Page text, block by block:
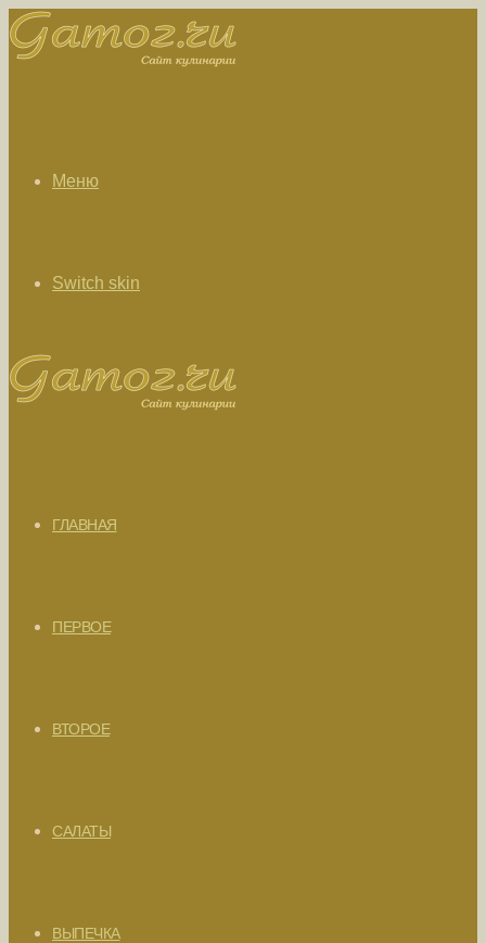
Меню
Switch skin
ГЛАВНАЯ
ПЕРВОЕ
ВТОРОЕ
САЛАТЫ
ВЫПЕЧКА